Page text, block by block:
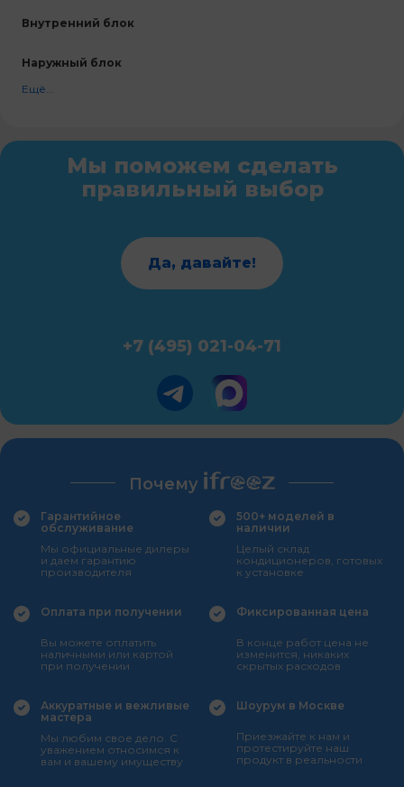
Внутренний блок
Наружный блок
Ещё...
Мы поможем сделать
правильный выбор
Да, давайте!
+7 (495) 021-04-71
Почему
Гарантийное
обслуживание
Мы официальные дилеры
и даем гарантию
производителя
500+ моделей в
наличии
Целый склад
кондиционеров, готовых
к установке
Оплата при получении
Вы можете оплатить
наличными или картой
при получении
Фиксированная цена
В конце работ цена не
изменится, никаких
скрытых расходов
Аккуратные и вежливые
мастера
Мы любим свое дело. С
уважением относимся к
вам и вашему имуществу
Шоурум в Москве
Приезжайте к нам и
протестируйте наш
продукт в реальности